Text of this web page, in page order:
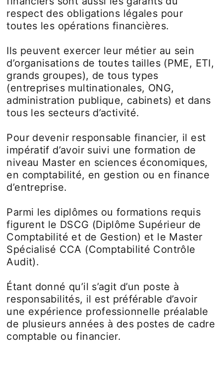
respect des obligations légales pour
toutes les opérations financières.
Ils peuvent exercer leur métier au sein
d’organisations de toutes tailles (PME, ETI,
grands groupes), de tous types
(entreprises multinationales, ONG,
administration publique, cabinets) et dans
tous les secteurs d’activité.
Pour devenir responsable financier, il est
impératif d’avoir suivi une formation de
niveau Master en sciences économiques,
en comptabilité, en gestion ou en finance
d’entreprise.
Parmi les diplômes ou formations requis
figurent le DSCG (Diplôme Supérieur de
Comptabilité et de Gestion) et le Master
Spécialisé CCA (Comptabilité Contrôle
Audit).
Étant donné qu’il s’agit d’un poste à
responsabilités, il est préférable d’avoir
une expérience professionnelle préalable
de plusieurs années à des postes de cadre
comptable ou financier.